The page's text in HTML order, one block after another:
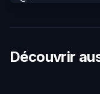
Découvrir